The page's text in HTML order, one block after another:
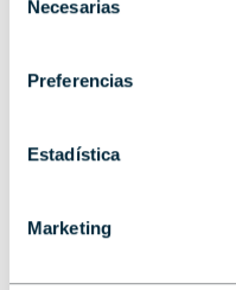
Necesarias
Preferencias
Estadística
Marketing
de su categoría.